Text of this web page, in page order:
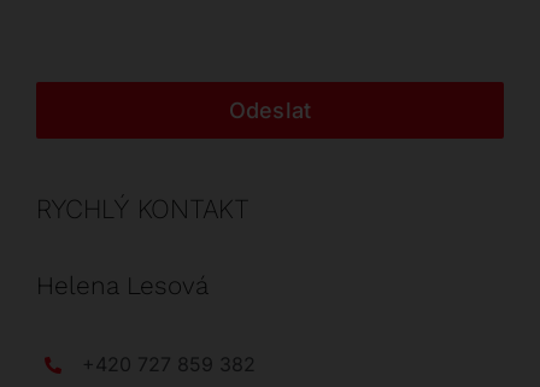
Odeslat
RYCHLÝ KONTAKT
Helena Lesová
+420 727 859 382